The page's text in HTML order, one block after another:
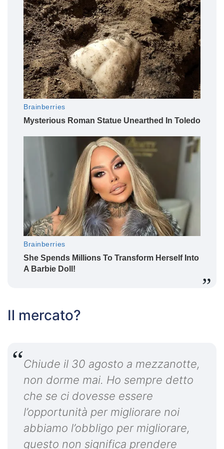
Il mercato?
Chiude il 30 agosto a mezzanotte,
non dorme mai. Ho sempre detto
che se ci dovesse essere
l’opportunità per migliorare noi
abbiamo l’obbligo per migliorare,
questo non significa prendere